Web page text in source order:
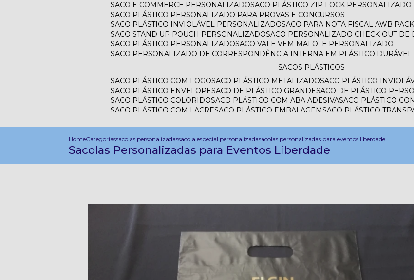
SACO E COMMERCE PERSONALIZADO SACO PLÁSTICO ZIP LOCK PERSONALIZADO
SACO PLÁSTICO PERSONALIZADO PARA PROVAS E CONCURSOS
SACO PLÁSTICO INVIOLÁVEL PERSONALIZADO SACO PARA NOTA FISCAL AWB
SACO STAND UP POUCH PERSONALIZADO SACO PERSONALIZADO CHECK OUT DE
SACO PLÁSTICO PERSONALIZADO SACO VAI E VEM MALOTE PERSONALIZADO
SACO PERSONALIZADO DE CORRESPONDÊNCIA INTERNA EM PLÁSTICO DURÁVEL
SACOS PLÁSTICOS
SACO PLÁSTICO COM LOGO SACO PLÁSTICO METALIZADO SACO PLÁSTICO
SACO PLÁSTICO ENVELOPE SACO DE PLÁSTICO GRANDE SACO DE PLÁSTICO
SACO PLÁSTICO COLORIDO SACO PLÁSTICO COM ABA ADESIVA SACO PLÁSTICO
SACO PLÁSTICO COM LACRE SACO PLÁSTICO EMBALAGEM SACO PLÁSTICO
HomeCategoriassacolas personalizadassacola especial personalizadasacolas personalizadas para eventos liberdade
Sacolas Personalizadas para Eventos Liberdade